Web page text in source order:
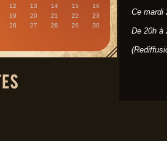
12 13 14 15
16
19 20 21 22
23
26 27 28 29
30
Ce mardi
De 20h à